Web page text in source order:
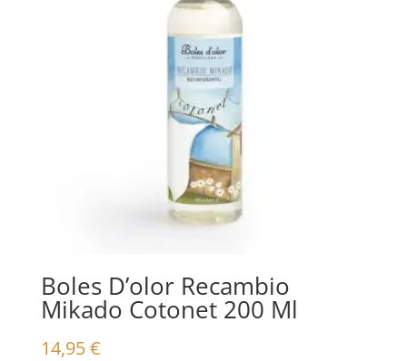
Boles D’olor Recambio
Mikado Cotonet 200 Ml
14,95€